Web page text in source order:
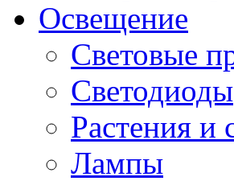
Освещение
Световые
Светодиоды
Растения и
Лампы